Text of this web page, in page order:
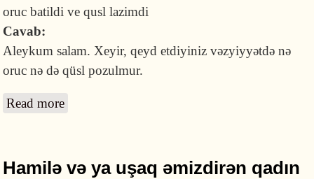
oruc batildi ve qusl lazimdi
Cavab:
Aleykum salam. Xeyir, qeyd etdiyiniz vəzyiyyətdə nə
oruc nə də qüsl pozulmur.
Read more
Hamilə və ya uşaq əmizdirən qadın